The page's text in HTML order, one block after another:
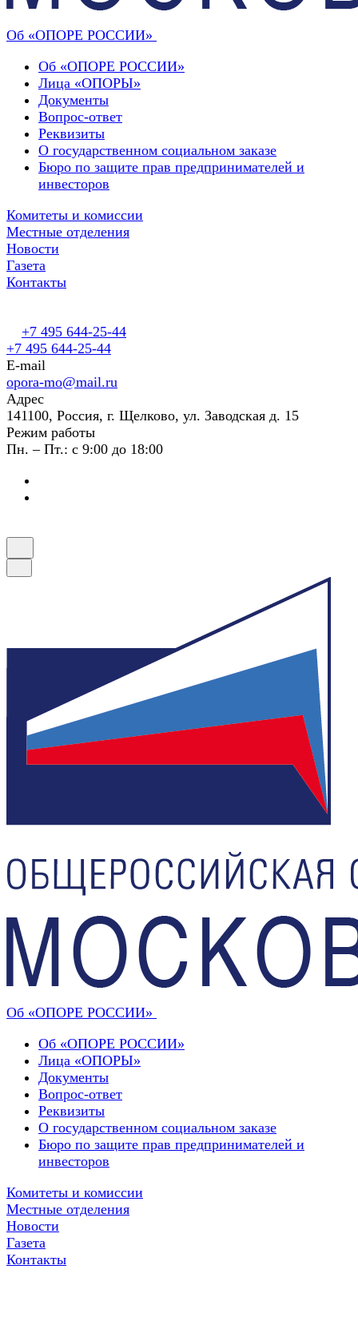
Об «ОПОРЕ РОССИИ»
Об «ОПОРЕ РОССИИ»
Лица «ОПОРЫ»
Документы
Вопрос-ответ
Реквизиты
О государственном социальном заказе
Бюро по защите прав предпринимателей и
инвесторов
Комитеты и комиссии
Местные отделения
Новости
Газета
Контакты
+7 495 644-25-44
+7 495 644-25-44
E-mail
opora-mo@mail.ru
Адрес
141100, Россия, г. Щелково, ул. Заводская д. 15
Режим работы
Пн. – Пт.: с 9:00 до 18:00
Об «ОПОРЕ РОССИИ»
Об «ОПОРЕ РОССИИ»
Лица «ОПОРЫ»
Документы
Вопрос-ответ
Реквизиты
О государственном социальном заказе
Бюро по защите прав предпринимателей и
инвесторов
Комитеты и комиссии
Местные отделения
Новости
Газета
Контакты